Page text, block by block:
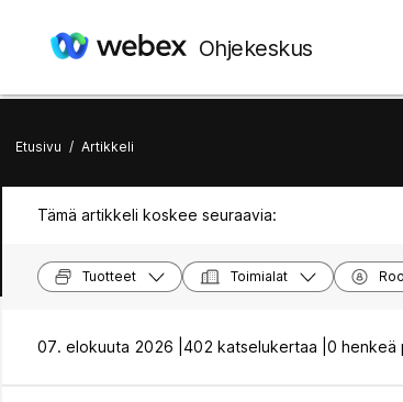
Ohjekeskus
Etusivu / Artikkeli
Tämä artikkeli koskee seuraavia:
Tuotteet Toimialat
07. elokuuta 2026 | 402 katselukertaa | 0 henkeä